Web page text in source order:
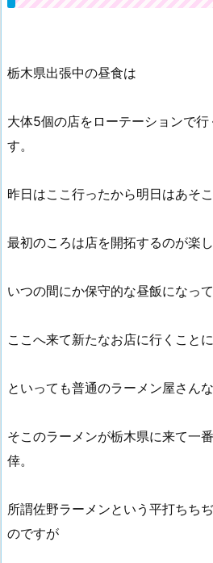
栃木県出張中の昼食は
大体5個の店をローテーションで行
す。
昨日はここ行ったから明日はあそこ
最初のころは店を開拓するのが楽
いつの間にか保守的な昼飯になっ
ここへ来て新たなお店に行くことに
といっても普通のラーメン屋さん
そこのラーメンが栃木県に来て一
倖。
所謂佐野ラーメンという平打ちち
のですが